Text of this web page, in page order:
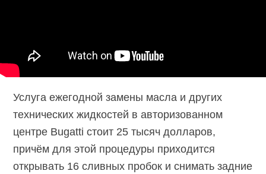
Услуга ежегодной замены масла и других
технических жидкостей в авторизованном
центре Bugatti стоит 25 тысяч долларов,
причём для этой процедуры приходится
открывать 16 сливных пробок и снимать задние